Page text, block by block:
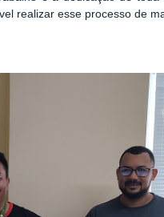
realizar esse processo de